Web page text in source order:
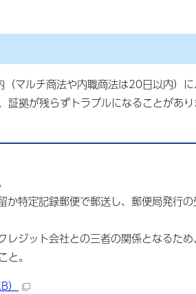
マルチ商法や内職商法は20日以内）
拠が残らずトラブルになることがあり
特定記録郵便で郵送し、郵便局発行
ジット会社との三者の関係となるた
と。